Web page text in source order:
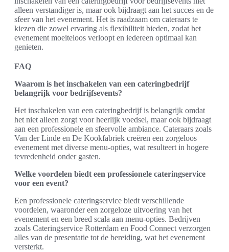
alleen verstandiger is, maar ook bijdraagt aan het succes en de
sfeer van het evenement. Het is raadzaam om cateraars te
kiezen die zowel ervaring als flexibiliteit bieden, zodat het
evenement moeiteloos verloopt en iedereen optimaal kan
genieten.
FAQ
Waarom is het inschakelen van een cateringbedrijf
belangrijk voor bedrijfsevents?
Het inschakelen van een cateringbedrijf is belangrijk omdat
het niet alleen zorgt voor heerlijk voedsel, maar ook bijdraagt
aan een professionele en sfeervolle ambiance. Cateraars zoals
Van der Linde en De Kookfabriek creëren een zorgeloos
evenement met diverse menu-opties, wat resulteert in hogere
tevredenheid onder gasten.
Welke voordelen biedt een professionele cateringservice
voor een event?
Een professionele cateringservice biedt verschillende
voordelen, waaronder een zorgeloze uitvoering van het
evenement en een breed scala aan menu-opties. Bedrijven
zoals Cateringservice Rotterdam en Food Connect verzorgen
alles van de presentatie tot de bereiding, wat het evenement
versterkt.